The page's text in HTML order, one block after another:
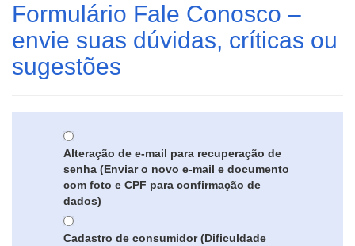
Formulário Fale Conosco –
envie suas dúvidas, críticas ou
sugestões
Alteração de e-mail para recuperação de
senha (Enviar o novo e-mail e documento
com foto e CPF para confirmação de
dados)
Cadastro de consumidor (Dificuldade